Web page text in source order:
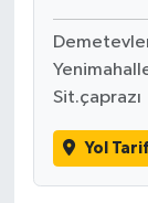
Sit.çaprazı
Yol